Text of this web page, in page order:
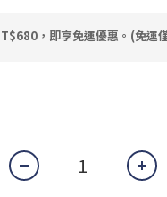
，即享免運優惠。(免運